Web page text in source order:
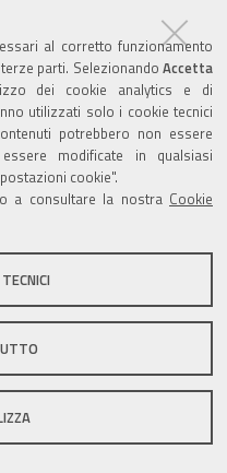
al corretto funzionamento
parti. Selezionando Accetta
dei cookie analytics e di
utilizzati solo i cookie tecnici
potrebbero non essere
modificate in qualsiasi
cookie".
a consultare la nostra Cookie
questo sito
Zola Predosa